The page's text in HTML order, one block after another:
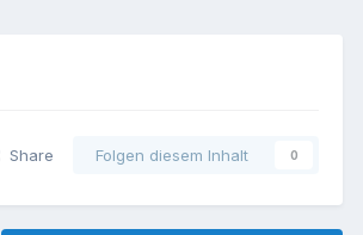
Share Folgen diesem Inhalt 0